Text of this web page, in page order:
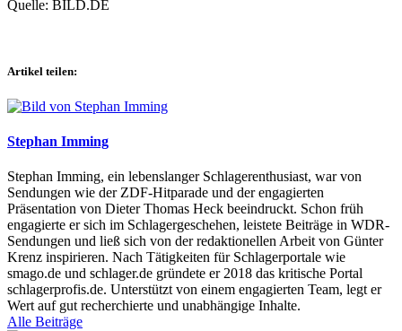
Quelle: BILD.DE
Artikel teilen:
Stephan Imming
Stephan Imming, ein lebenslanger Schlagerenthusiast, war von
Sendungen wie der ZDF-Hitparade und der engagierten
Präsentation von Dieter Thomas Heck beeindruckt. Schon früh
engagierte er sich im Schlagergeschehen, leistete Beiträge in WDR-
Sendungen und ließ sich von der redaktionellen Arbeit von Günter
Krenz inspirieren. Nach Tätigkeiten für Schlagerportale wie
smago.de und schlager.de gründete er 2018 das kritische Portal
schlagerprofis.de. Unterstützt von einem engagierten Team, legt er
Wert auf gut recherchierte und unabhängige Inhalte.
Alle Beiträge